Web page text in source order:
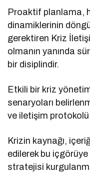
Proaktif planlama,
dinamiklerinin
gerektiren Kriz
olmanın yanında
bir disiplindir.
Etkili bir kriz
senaryoları
ve iletişim protokolü
Krizin kaynağı,
edilerek bu
stratejisi